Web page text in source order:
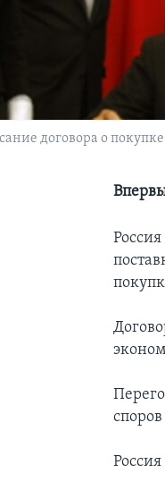
договора о